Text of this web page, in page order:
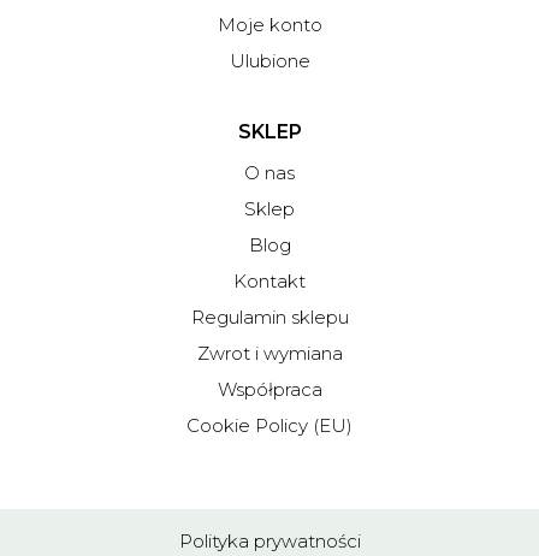
Moje konto
Ulubione
SKLEP
O nas
Sklep
Blog
Kontakt
Regulamin sklepu
Zwrot i wymiana
Współpraca
Cookie Policy (EU)
Polityka prywatności